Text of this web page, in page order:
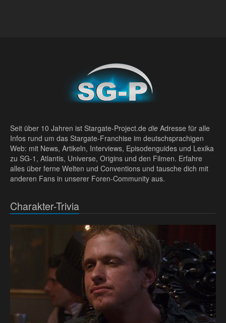
Seit über 10 Jahren ist Stargate-Project.de die Adresse für alle
Infos rund um das Stargate-Franchise im deutschsprachigen
Web: mit News, Artikeln, Interviews, Episodenguides und Lexika
zu SG-1, Atlantis, Universe, Origins und den Filmen. Erfahre
alles über ferne Welten und Conventions und tausche dich mit
anderen Fans in unserer Foren-Community aus.
Charakter-Trivia